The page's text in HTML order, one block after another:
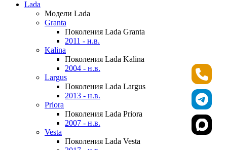
Lada
Модели Lada
Granta
Поколения Lada Granta
2011 - н.в.
Kalina
Поколения Lada Kalina
2004 - н.в.
Largus
Поколения Lada Largus
2013 - н.в.
Priora
Поколения Lada Priora
2007 - н.в.
Vesta
Поколения Lada Vesta